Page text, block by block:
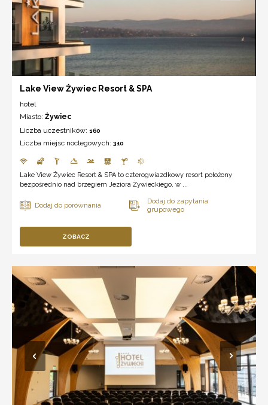
Lake View Żywiec Resort & SPA
hotel
Miasto: Żywiec
Liczba uczestników: 160
Liczba miejsc noclegowych: 310
Lake View Żywiec Resort & SPA to czterogwiazdkowy resort położony
bezpośrednio nad brzegiem Jeziora Żywieckiego, w ...
ZOBACZ